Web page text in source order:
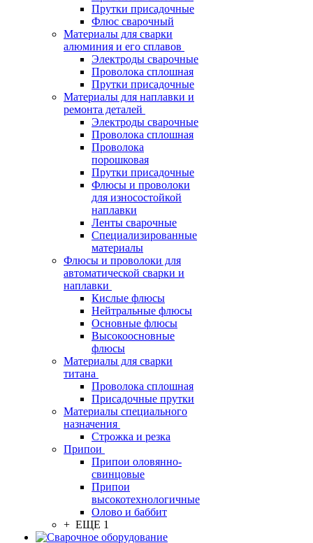
Прутки присадочные
Флюс сварочный
Материалы для сварки
алюминия и его сплавов
Электроды сварочные
Проволока сплошная
Прутки присадочные
Материалы для наплавки и
ремонта деталей
Электроды сварочные
Проволока сплошная
Проволока
порошковая
Прутки присадочные
Флюсы и проволоки
для износостойкой
наплавки
Ленты сварочные
Специализированные
материалы
Флюсы и проволоки для
автоматической сварки и
наплавки
Кислые флюсы
Нейтральные флюсы
Основные флюсы
Высокоосновные
флюсы
Материалы для сварки
титана
Проволока сплошная
Присадочные прутки
Материалы специального
назначения
Строжка и резка
Припои
Припои оловянно-
свинцовые
Припои
высокотехнологичные
Олово и баббит
+ ЕЩЕ 1